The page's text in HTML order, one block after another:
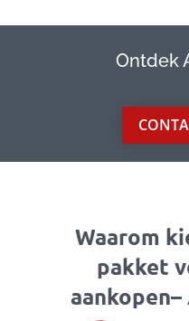
Ontdek
Waarom
pakket
aankopen–